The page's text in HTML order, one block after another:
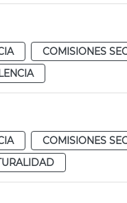
COMISIONES
COMISIONES